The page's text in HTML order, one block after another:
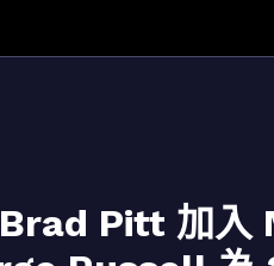
Pitt 加